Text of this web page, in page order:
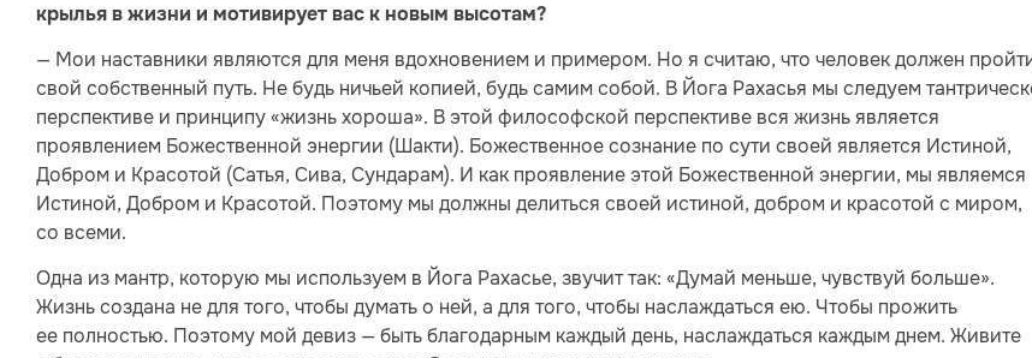
крылья в жизни и мотивирует вас к новым высотам?
— Мои наставники являются для меня вдохновением и примером. Но я считаю, что человек должен
свой собственный путь. Не будь ничьей копией, будь самим собой. В Йога Рахасья мы следуем
перспективе и принципу «жизнь хороша». В этой философской перспективе вся жизнь является
проявлением Божественной энергии (Шакти). Божественное сознание по сути своей является Истиной,
Добром и Красотой (Сатья, Сива, Сундарам). И как проявление этой Божественной энергии, мы являемся
Истиной, Добром и Красотой. Поэтому мы должны делиться своей истиной, добром и красотой с миром,
со всеми.
Одна из мантр, которую мы используем в Йога Рахасье, звучит так: «Думай меньше, чувствуй больше».
Жизнь создана не для того, чтобы думать о ней, а для того, чтобы наслаждаться ею. Чтобы прожить
ее полностью. Поэтому мой девиз — быть благодарным каждый день, наслаждаться каждым днем. Живите